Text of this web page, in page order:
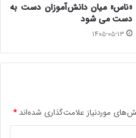
«ناس» میان دانش‌آموزان دست به
دست می شود
۱۴۰۵-۰۵-۱۳
موردنیاز علامت‌گذاری شده‌اند*